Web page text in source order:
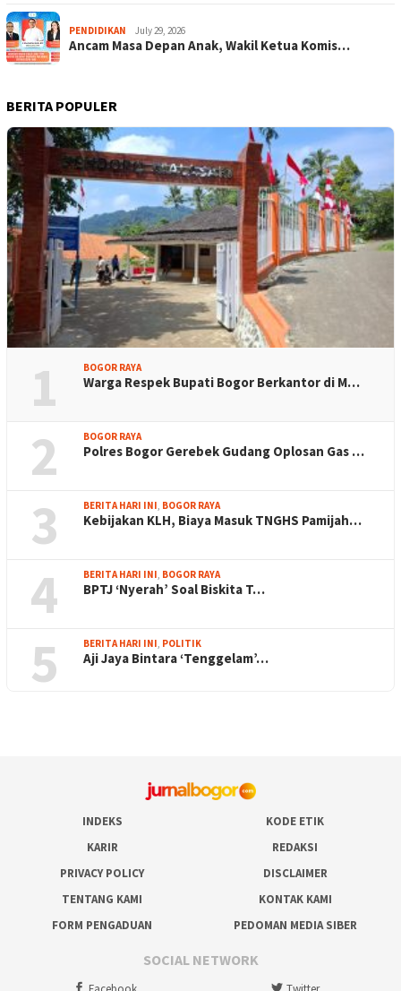
PENDIDIKAN July 29, 2026
Ancam Masa Depan Anak, Wakil Ketua Komis…
BERITA POPULER
1 BOGOR RAYA
Warga Respek Bupati Bogor Berkantor di M…
2 BOGOR RAYA
Polres Bogor Gerebek Gudang Oplosan Gas …
3 BERITA HARI INI BOGOR RAYA
Kebijakan KLH, Biaya Masuk TNGHS Pamijah…
4 BERITA HARI INI BOGOR RAYA
BPTJ ‘Nyerah’ Soal Biskita T…
5 BERITA HARI INI POLITIK
Aji Jaya Bintara ‘Tenggelam’…
INDEKS
KODE ETIK
KARIR
REDAKSI
PRIVACY POLICY
DISCLAIMER
TENTANG KAMI
KONTAK KAMI
FORM PENGADUAN
PEDOMAN MEDIA SIBER
SOCIAL NETWORK